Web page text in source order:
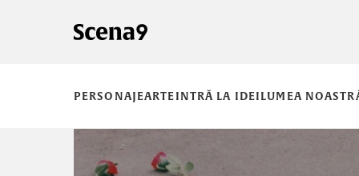
PERSONAJEARTEINTRĂ LA IDEILUMEA